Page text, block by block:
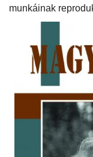
munkáinak